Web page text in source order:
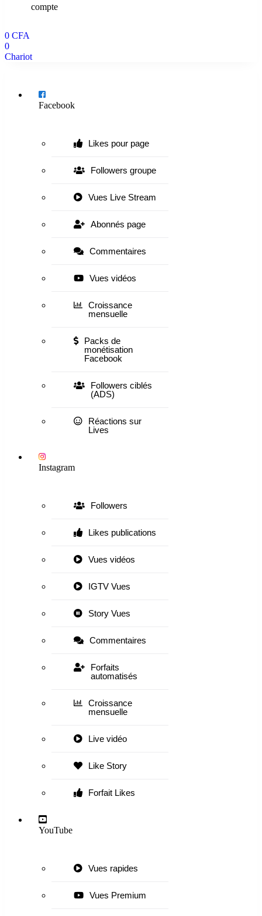
compte
0 CFA
0
Chariot
Facebook
Likes pour page
Followers groupe
Vues Live Stream
Abonnés page
Commentaires
Vues vidéos
Croissance
mensuelle
Packs de
monétisation
Facebook
Followers ciblés
(ADS)
Réactions sur
Lives
Instagram
Followers
Likes publications
Vues vidéos
IGTV Vues
Story Vues
Commentaires
Forfaits
automatisés
Croissance
mensuelle
Live vidéo
Like Story
Forfait Likes
YouTube
Vues rapides
Vues Premium